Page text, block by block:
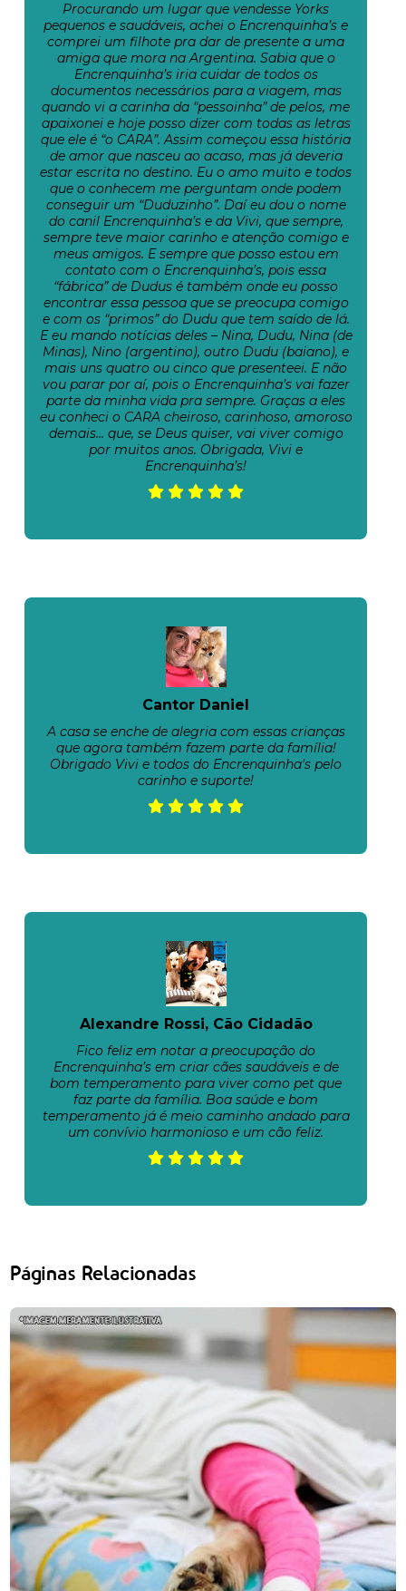
Procurando um lugar que vendesse Yorks
pequenos e saudáveis, achei o Encrenquinha’s e
comprei um filhote pra dar de presente a uma
amiga que mora na Argentina. Sabia que o
Encrenquinha’s iria cuidar de todos os
documentos necessários para a viagem, mas
quando vi a carinha da “pessoinha” de pelos, me
apaixonei e hoje posso dizer com todas as letras
que ele é “o CARA”. Assim começou essa história
de amor que nasceu ao acaso, mas já deveria
estar escrita no destino. Eu o amo muito e todos
que o conhecem me perguntam onde podem
conseguir um “Duduzinho”. Daí eu dou o nome
do canil Encrenquinha’s e da Vivi, que sempre,
sempre teve maior carinho e atenção comigo e
meus amigos. E sempre que posso estou em
contato com o Encrenquinha’s, pois essa
“fábrica” de Dudus é também onde eu posso
encontrar essa pessoa que se preocupa comigo
e com os “primos” do Dudu que tem saído de lá.
E eu mando notícias deles – Nina, Dudu, Nina (de
Minas), Nino (argentino), outro Dudu (baiano), e
mais uns quatro ou cinco que presenteei. E não
vou parar por aí, pois o Encrenquinha’s vai fazer
parte da minha vida pra sempre. Graças a eles
eu conheci o CARA cheiroso, carinhoso, amoroso
demais… que, se Deus quiser, vai viver comigo
por muitos anos. Obrigada, Vivi e
Encrenquinha’s!
Cantor Daniel
A casa se enche de alegria com essas crianças
que agora também fazem parte da família!
Obrigado Vivi e todos do Encrenquinha's pelo
carinho e suporte!
Alexandre Rossi, Cão Cidadão
Fico feliz em notar a preocupação do
Encrenquinha’s em criar cães saudáveis e de
bom temperamento para viver como pet que
faz parte da família. Boa saúde e bom
temperamento já é meio caminho andado para
um convívio harmonioso e um cão feliz.
Páginas Relacionadas